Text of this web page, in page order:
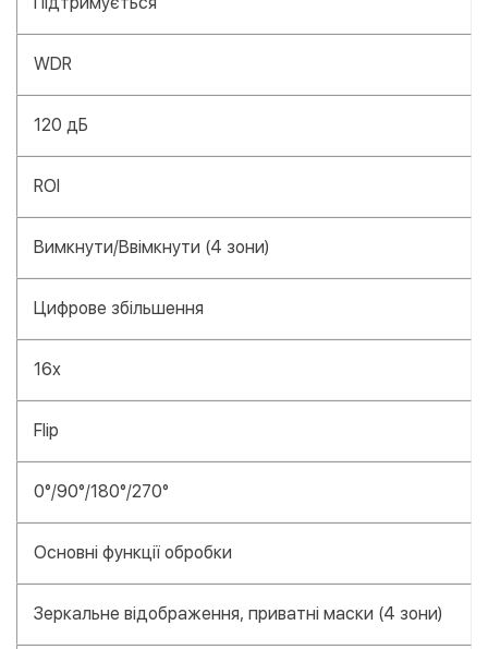
WDR
120 дБ
ROI
Вимкнути/Ввімкнути (4 зони)
Цифрове збільшення
16x
Flip
0°/90°/180°/270°
Основні функції обробки
Зеркальне відображення, приватні маски (4 зони)